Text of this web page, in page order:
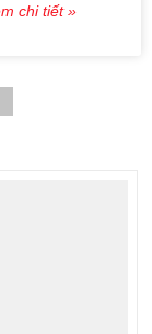
chi tiết »